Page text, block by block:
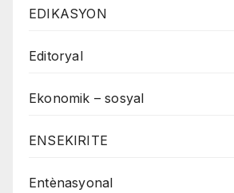
EDIKASYON
Editoryal
Ekonomik – sosyal
ENSEKIRITE
Entènasyonal